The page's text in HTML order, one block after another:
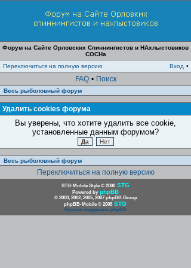
Форум на Сайте Орловских Спиннингистов и НАхлыстовиков
СОСНа
Переключиться на полную версию
Вход •
FAQ • Поиск
Весь рыболовный форум
Удалить cookies форума
Вы уверены, что хотите удалить все cookie,
установленные данным форумом?
Весь рыболовный форум
Переключиться на полную версию
STG-Mobile Style © 2008 STG
Powered by phpBB
© 2000, 2002, 2005, 2007 phpBB Group
phpBB-Mobile © 2008 STG
Русская поддержка phpBB